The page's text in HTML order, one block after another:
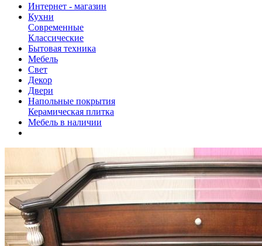
Интернет - магазин
Кухни
Современные
Классические
Бытовая техника
Мебель
Свет
Декор
Двери
Напольные покрытия
Керамическая плитка
Мебель в наличии